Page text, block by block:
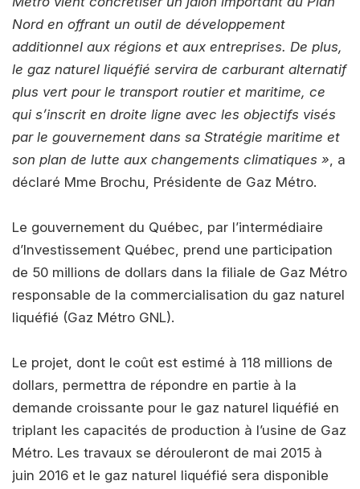
Nord en offrant un outil de développement
additionnel aux régions et aux entreprises. De plus,
le gaz naturel liquéfié servira de carburant alternatif
plus vert pour le transport routier et maritime, ce
qui s’inscrit en droite ligne avec les objectifs visés
par le gouvernement dans sa Stratégie maritime et
son plan de lutte aux changements climatiques », a
déclaré Mme Brochu, Présidente de Gaz Métro.
Le gouvernement du Québec, par l’intermédiaire
d’Investissement Québec, prend une participation
de 50 millions de dollars dans la filiale de Gaz Métro
responsable de la commercialisation du gaz naturel
liquéfié (Gaz Métro GNL).
Le projet, dont le coût est estimé à 118 millions de
dollars, permettra de répondre en partie à la
demande croissante pour le gaz naturel liquéfié en
triplant les capacités de production à l’usine de Gaz
Métro. Les travaux se dérouleront de mai 2015 à
juin 2016 et le gaz naturel liquéfié sera disponible